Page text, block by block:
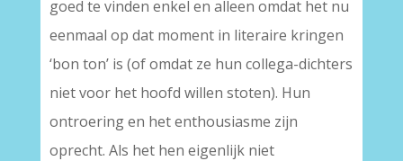
goed te vinden enkel en alleen omdat het nu
eenmaal op dat moment in literaire kringen
‘bon ton’ is (of omdat ze hun collega-dichters
niet voor het hoofd willen stoten). Hun
ontroering en het enthousiasme zijn
oprecht. Als het hen eigenlijk niet